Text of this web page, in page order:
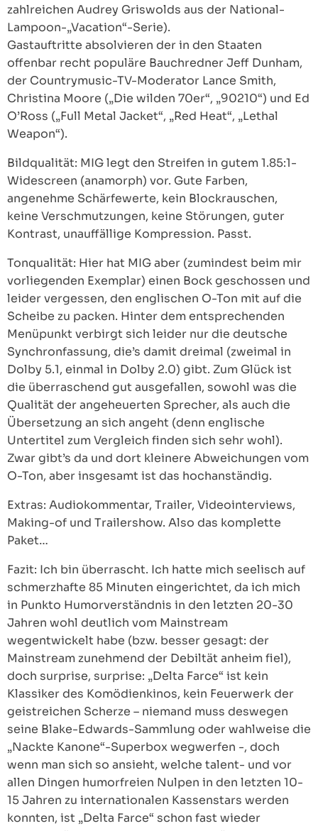
zahlreichen Audrey Griswolds aus der National-
Lampoon-„Vacation“-Serie).
Gastauftritte absolvieren der in den Staaten
offenbar recht populäre Bauchredner Jeff Dunham,
der Countrymusic-TV-Moderator Lance Smith,
Christina Moore („Die wilden 70er“, „90210“) und Ed
O’Ross („Full Metal Jacket“, „Red Heat“, „Lethal
Weapon“).
Bildqualität: MIG legt den Streifen in gutem 1.85:1-
Widescreen (anamorph) vor. Gute Farben,
angenehme Schärfewerte, kein Blockrauschen,
keine Verschmutzungen, keine Störungen, guter
Kontrast, unauffällige Kompression. Passt.
Tonqualität: Hier hat MIG aber (zumindest beim mir
vorliegenden Exemplar) einen Bock geschossen und
leider vergessen, den englischen O-Ton mit auf die
Scheibe zu packen. Hinter dem entsprechenden
Menüpunkt verbirgt sich leider nur die deutsche
Synchronfassung, die’s damit dreimal (zweimal in
Dolby 5.1, einmal in Dolby 2.0) gibt. Zum Glück ist
die überraschend gut ausgefallen, sowohl was die
Qualität der angeheuerten Sprecher, als auch die
Übersetzung an sich angeht (denn englische
Untertitel zum Vergleich finden sich sehr wohl).
Zwar gibt’s da und dort kleinere Abweichungen vom
O-Ton, aber insgesamt ist das hochanständig.
Extras: Audiokommentar, Trailer, Videointerviews,
Making-of und Trailershow. Also das komplette
Paket…
Fazit: Ich bin überrascht. Ich hatte mich seelisch auf
schmerzhafte 85 Minuten eingerichtet, da ich mich
in Punkto Humorverständnis in den letzten 20-30
Jahren wohl deutlich vom Mainstream
wegentwickelt habe (bzw. besser gesagt: der
Mainstream zunehmend der Debiltät anheim fiel),
doch surprise, surprise: „Delta Farce“ ist kein
Klassiker des Komödienkinos, kein Feuerwerk der
geistreichen Scherze – niemand muss deswegen
seine Blake-Edwards-Sammlung oder wahlweise die
„Nackte Kanone“-Superbox wegwerfen -, doch
wenn man sich so ansieht, welche talent- und vor
allen Dingen humorfreien Nulpen in den letzten 10-
15 Jahren zu internationalen Kassenstars werden
konnten, ist „Delta Farce“ schon fast wieder